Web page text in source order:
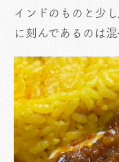
インドのものと少
に刻んであるのは